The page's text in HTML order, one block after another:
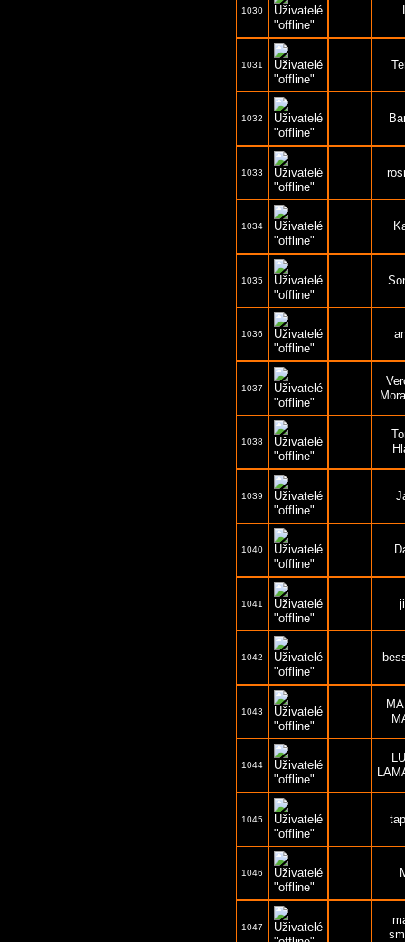
1030
1031
1032
1033
1034
1035
1036
1037
1038
1039
1040
1041
1042
1043
1044
1045
1046
1047